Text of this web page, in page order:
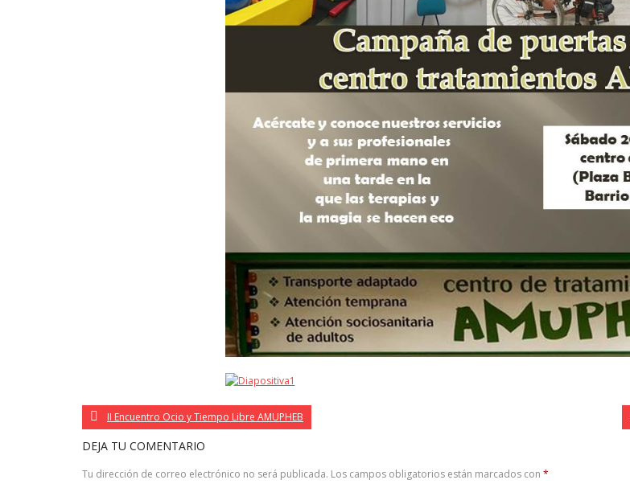
II Encuentro Ocio y Tiempo Libre AMUPHEB
DEJA TU COMENTARIO
Tu dirección de correo electrónico no será publicada. Los campos obligatorios están marcados con *